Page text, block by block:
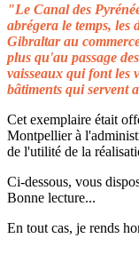
"Le Canal des
abrégera le temps, les
Gibraltar au
plus qu'au passage
vaisseaux qui font les
bâtiments qui servent
Cet exemplaire était
Montpellier à
de l'utilité de la
Ci-dessous, vous
Bonne lecture...
En tout cas, je rends